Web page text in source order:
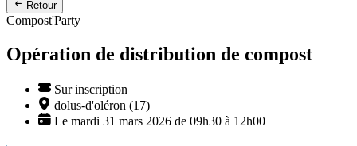
Retour
Compost'Party
Opération de distribution de compost
Sur inscription
dolus-d'oléron (17)
Le mardi 31 mars 2026 de 09h30 à 12h00